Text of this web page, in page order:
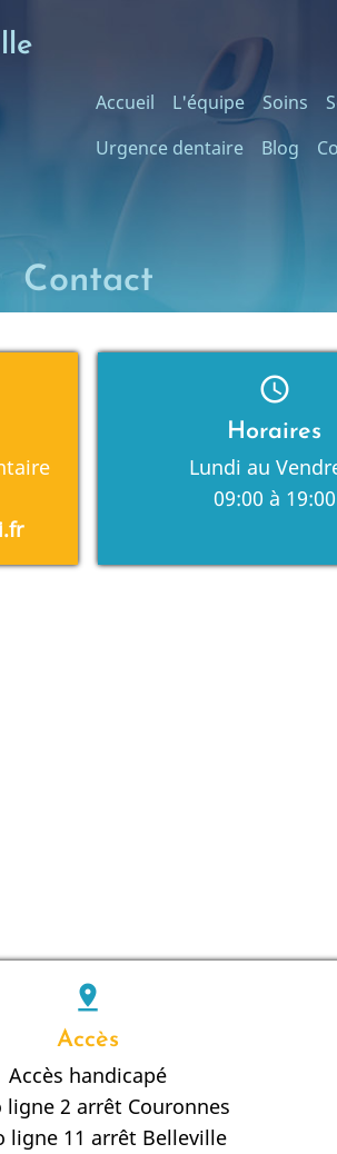
Main
navigation
Accueil L'équipe Soins
Urgence dentaire
Blog
Contact
schedule
Horaires
Lundi au
09:00 à 19:00
pin_drop
Accès
Accès handicapé
ligne 2 arrêt Couronnes
ligne 11 arrêt Belleville